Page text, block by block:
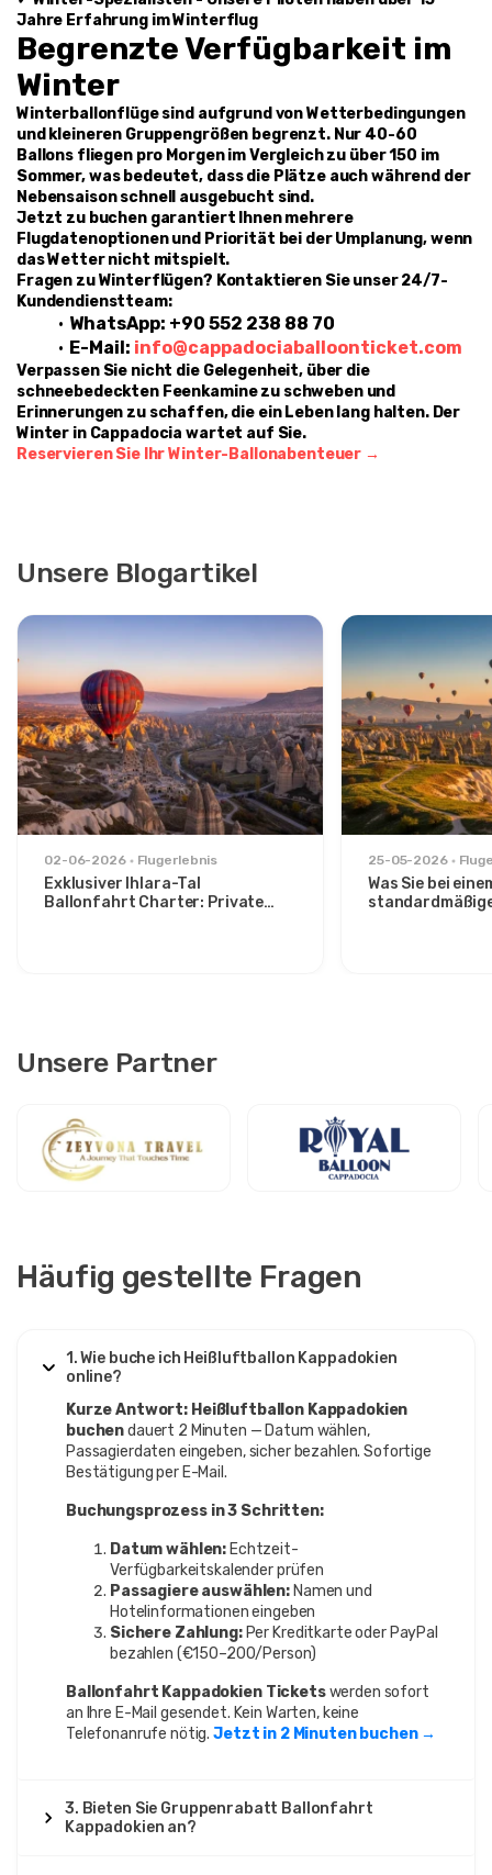
Jahre Erfahrung im Winterflug
Begrenzte Verfügbarkeit im
Winter
Winterballonflüge sind aufgrund von Wetterbedingungen
und kleineren Gruppengrößen begrenzt. Nur 40-60
Ballons fliegen pro Morgen im Vergleich zu über 150 im
Sommer, was bedeutet, dass die Plätze auch während der
Nebensaison schnell ausgebucht sind.
Jetzt zu buchen garantiert Ihnen mehrere
Flugdatenoptionen und Priorität bei der Umplanung, wenn
das Wetter nicht mitspielt.
Fragen zu Winterflügen? Kontaktieren Sie unser 24/7-
Kundendienstteam:
WhatsApp: +90 552 238 88 70
E-Mail: info@cappadociaballoonticket.com
Verpassen Sie nicht die Gelegenheit, über die
schneebedeckten Feenkamine zu schweben und
Erinnerungen zu schaffen, die ein Leben lang halten. Der
Winter in Cappadocia wartet auf Sie.
Reservieren Sie Ihr Winter-Ballonabenteuer →
Unsere Blogartikel
02-06-2026 Flugerlebnis
Exklusiver Ihlara-Tal
Ballonfahrt Charter: Private
25-05-2026
Was Sie bei
Unsere Partner
Häufig gestellte Fragen
1. Wie buche ich Heißluftballon Kappadokien
online?
Kurze Antwort: Heißluftballon Kappadokien
buchendauert 2 Minuten — Datum wählen,
Passagierdaten eingeben, sicher bezahlen. Sofortige
Bestätigung per E-Mail.
Buchungsprozess in 3 Schritten:
Datum wählen: Echtzeit-
Verfügbarkeitskalender prüfen
Passagiere auswählen: Namen und
Hotelinformationen eingeben
Sichere Zahlung:Per Kreditkarte oder PayPal
bezahlen (€150–200/Person)
Ballonfahrt Kappadokien Ticketswerden sofort
an Ihre E-Mail gesendet. Kein Warten, keine
Telefonanrufe nötig.Jetzt in 2 Minuten buchen →
3. Bieten Sie Gruppenrabatt Ballonfahrt
Kappadokien an?